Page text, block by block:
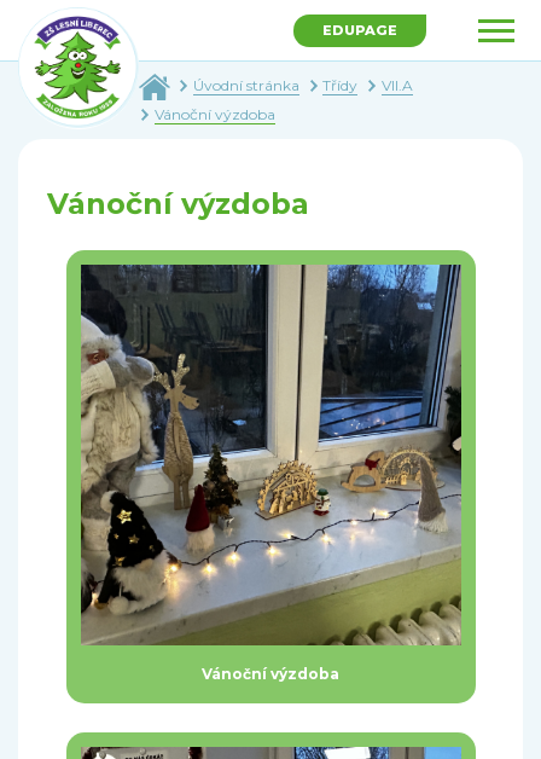
EDUPAGE
Úvodní stránka Třídy
VII.A
Vánoční výzdoba
Vánoční výzdoba
Vánoční výzdoba